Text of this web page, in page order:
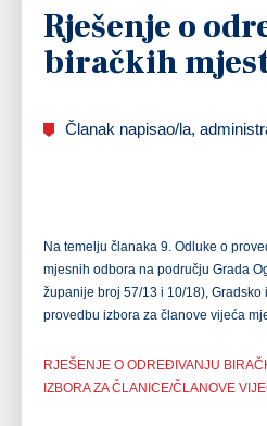
Rješenje o
biračkih
Članak napisao/la,
Na temelju članaka 9. Odluke o
mjesnih odbora na području Grada
županije broj 57/13 i 10/18), Gradsko
provedbu izbora za članove vijeća
RJEŠENJE O ODREĐIVANJU
IZBORA ZA ČLANICE/ČLANOVE